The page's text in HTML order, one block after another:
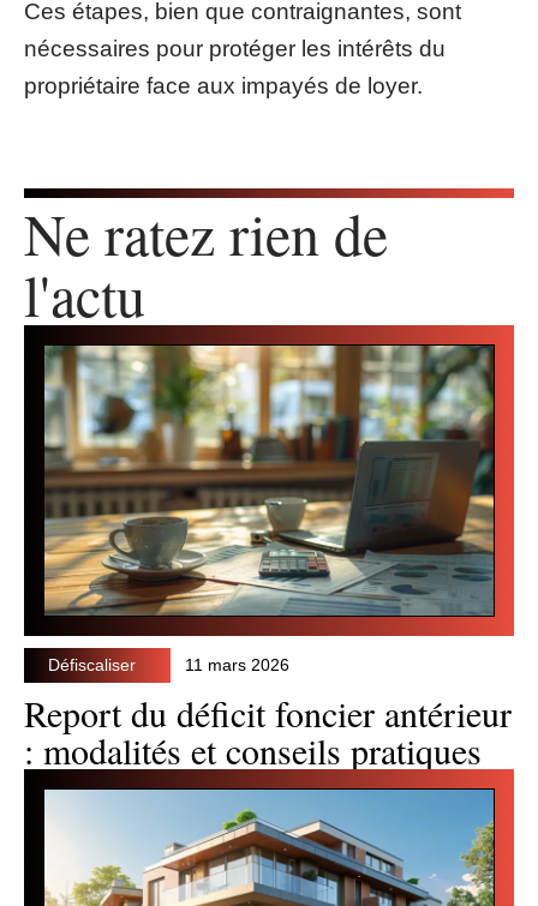
Ces étapes, bien que contraignantes, sont
nécessaires pour protéger les intérêts du
propriétaire face aux impayés de loyer.
Ne ratez rien de
l'actu
Défiscaliser 11 mars 2026
Report du déficit foncier antérieur
: modalités et conseils pratiques